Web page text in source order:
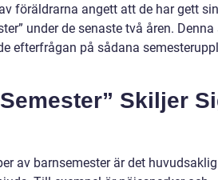
föräldrarna angett att de har gett
under de senaste två åren.
efterfrågan på sådana
Skiljer
av barnsemester är det